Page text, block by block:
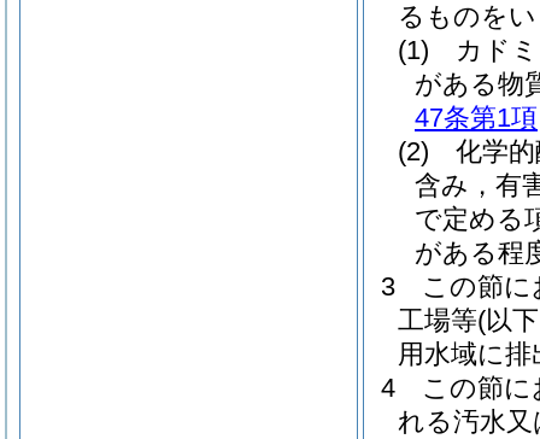
るものを
(1)
カド
がある物
47条第1項
(2)
化学
含み，有
で定める
がある程
3
この節に
工場等(以
用水域に
4
この節に
れる汚水